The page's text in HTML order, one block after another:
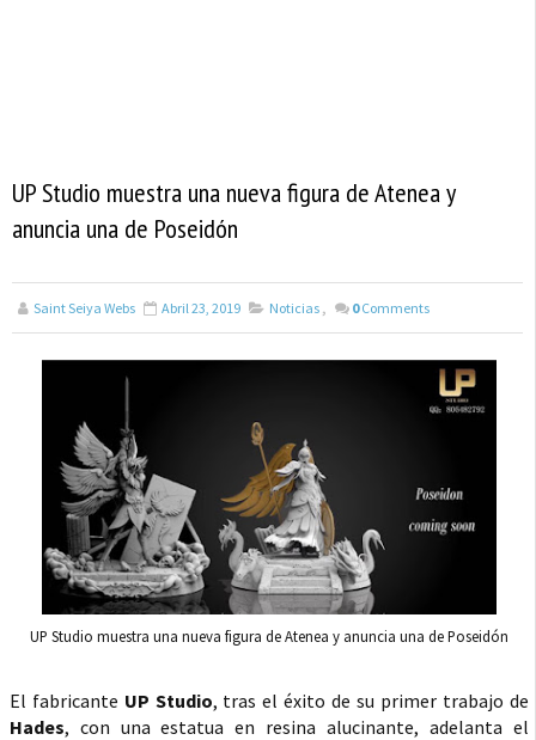
UP Studio muestra una nueva figura de Atenea y
anuncia una de Poseidón
Saint Seiya Webs Abril 23, 2019 Noticias , 0 Comments
UP Studio muestra una nueva figura de Atenea y anuncia una de Poseidón
El fabricante UP Studio, tras el éxito de su primer trabajo de
Hades, con una estatua en resina alucinante, adelanta el